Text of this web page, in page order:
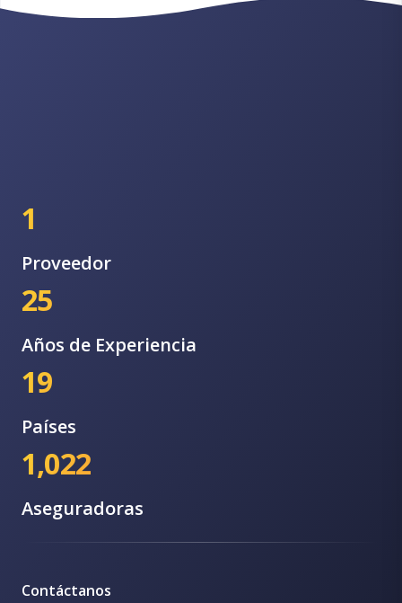
1
Proveedor
25
Años de Experiencia
19
Países
1,022
Aseguradoras
Contáctanos